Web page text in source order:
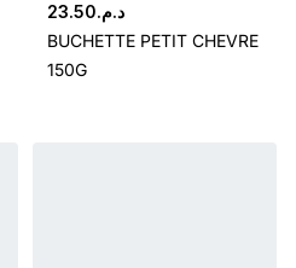
د.م.23.50
BUCHETTE PETIT CHEVRE
150G